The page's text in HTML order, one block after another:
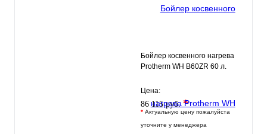
Бойлер косвенного нагрева
Protherm WH B60ZR 60 л.
Цена:
86 115 руб. *
* Актуальную цену пожалуйста
уточните у менеджера